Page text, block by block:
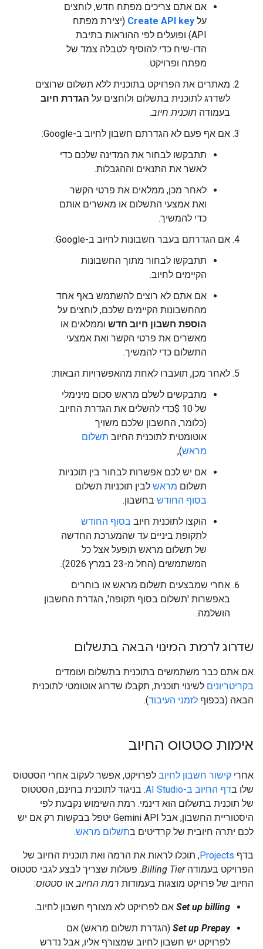
אם אתם צריכים מפתח חדש, לוחצים
על Create API key (יצירת מפתח
API) ופועלים לפי ההוראות בתיבת
הדו-שיח כדי להוסיף לטבלה צמד של
מפתח ופרויקט.
מאתרים את הפרויקט בתוכנית ללא תשלום שרוצים
לשדרג לתוכנית בתשלום ולוחצים על הגדרת חיוב
בעמודה תוכנית חיוב.
אם אף פעם לא הגדרתם חשבון לחיוב ב-Google:
תתבקשו לבחור את המדינה שלכם כדי
לאשר את התנאים וההגבלות.
לאחר מכן, ממלאים את פרטי הקשר
ואת אמצעי התשלום או מאשרים אותם
כדי להמשיך.
אם הגדרתם בעבר חשבונות לחיוב ב-Google:
תתבקשו לבחור מתוך החשבונות
הקיימים לחיוב.
אם אתם לא רוצים להשתמש באף אחד
מהחשבונות הקיימים שלכם, לוחצים על
הוספת חשבון חיוב חדש וממלאים או
מאשרים את פרטי הקשר ואת אמצעי
התשלום כדי להמשיך.
לאחר מכן, תועברו לאחת מהאפשרויות הבאות:
מתבקשים לשלם מראש סכום מינימלי
של 10 $כדי להשלים את הגדרת החיוב
(כלומר, החשבון שלכם משויך
אוטומטית לתוכנית החיוב תשלום
מראש),
אם יש לכם אפשרות לבחור בין תוכניות
תשלום מראש לבין תוכניות תשלום
בסוף החודש בחשבון.
הוקצו לתוכנית חיוב בסוף החודש
לתקופת ביניים עד שהמערכת החדשה
של תשלום מראש תופעל אצל כל
המשתמשים (החל מ-23 במרץ 2026).
אחרי שמבצעים תשלום מראש או בוחרים
באפשרות 'תשלום בסוף תקופה', הגדרת החשבון
הושלמה.
שדרוג לרמת המינוי הבאה בתשלום
אם אתם כבר משתמשים בתוכנית בתשלום ועומדים
בקריטריונים לשינוי תוכנית, תקבלו שדרוג אוטומטי לתוכנית
הבאה (בכפוף לזמני העיבוד).
אימות סטטוס החיוב
אחרי קישור חשבון לחיוב לפרויקט, אפשר לעקוב אחרי הסטטוס
שלו בדף החיוב ב-AI Studio
. בניגוד לתוכנית בחינם, הסטטוס
של תוכנית בתשלום הוא דינמי. רמת השימוש נקבעת לפי
היסטוריית החשבון, אבל Gemini API יטפל בבקשות רק אם יש
לכם יתרה חיובית של קרדיטים בתשלום מראש.
בדף Projects, תוכלו לראות את הרמה ואת תוכנית החיוב של
הפרויקט בעמודהBilling Tier. פעולות שצריך לבצע לגבי סטטוס
החיוב של פרויקט מוצגות בעמודות רמת החיוב או סטטוס:
Set up billing אם לפרויקט לא מצורף חשבון לחיוב.
Set up Prepay (הגדרת תשלום מראש) אם
לפרויקט יש חשבון לחיוב שמצורף אליו, אבל נדרש